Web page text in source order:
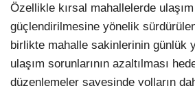
Özellikle kırsal mahallelerde ulaşım
güçlendirilmesine yönelik
birlikte mahalle sakinlerinin günlük
ulaşım sorunlarının azaltılması
düzenlemeler sayesinde yolların